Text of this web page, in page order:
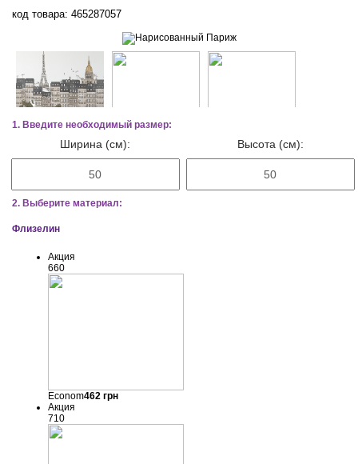
код товара: 465287057
1. Введите необходимый размер:
Ширина (см): Высота (см):
2. Выберите материал:
Флизелин
Акция
660
Econom462грн
Акция
710